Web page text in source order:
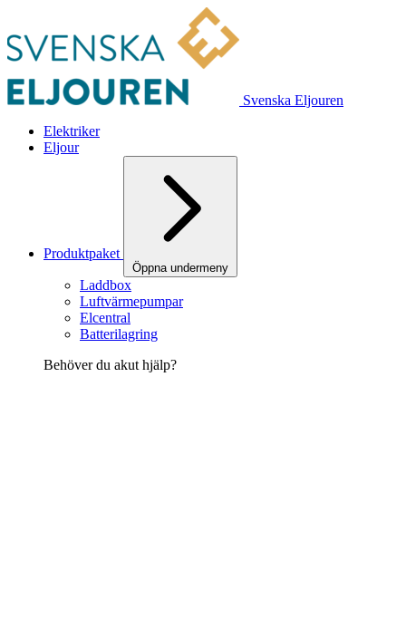
Svenska Eljouren
Elektriker
Eljour
Produktpaket
Öppna undermeny
Laddbox
Luftvärmepumpar
Elcentral
Batterilagring
Behöver du akut hjälp?